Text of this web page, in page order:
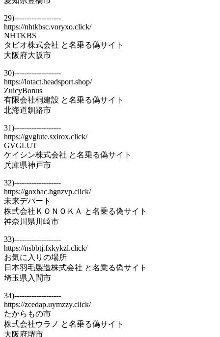
29)-------------------
https://nhtkbsc.voryxo.click/
NHTKBS
タビオ株式会社 と名乗る偽サイト
大阪府大阪市
30)-------------------
https://lotact.headsport.shop/
ZuicyBonus
有限会社桐建設 と名乗る偽サイト
北海道釧路市
31)-------------------
https://gvglute.sxirox.click/
GVGLUT
ケイシン株式会社 と名乗る偽サイト
兵庫県神戸市
32)-------------------
https://goxhac.hgnzvp.click/
未来デパート
株式会社ＫＯＮＯＫＡ と名乗る偽サイト
神奈川県川崎市
33)-------------------
https://nsbbtj.fxkykzl.click/
お気に入りの場所
日本羽毛製造株式会社 と名乗る偽サイト
埼玉県入間市
34)-------------------
https://zcedap.uymzzy.click/
たからもの市
株式会社ウラノ と名乗る偽サイト
大阪府堺市